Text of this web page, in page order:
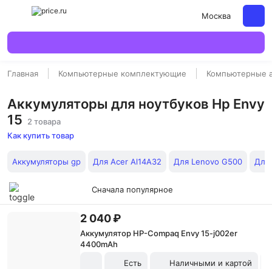
Москва
Главная Компьютерные комплектующие Компьютерные
Аккумуляторы для ноутбуков Hp Envy
15
2 товара
Как купить товар
Аккумуляторы gp Для Acer Al14A32 Для Lenovo G500 Для
Сначала популярное
2 040 ₽
Аккумулятор HP-Compaq Envy 15-j002er
4400mAh
Есть
Наличными и картой